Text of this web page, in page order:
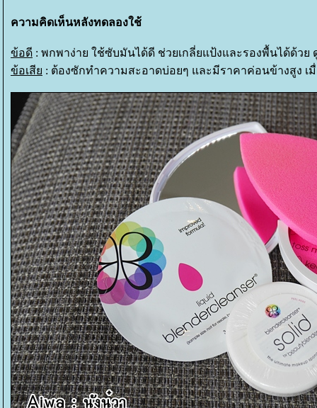
ความคิดเห็นหลังทดลองใช้
ข้อดี : พกพาง่าย ใช้ซับมันได้ดี ช่วยเกลี่ยแป้งและรองพื้นได้ด้วย
ข้อเสี : ต้องซักทำความสะอาดบ่อยๆ และมีราคาค่อนข้างสูง เ